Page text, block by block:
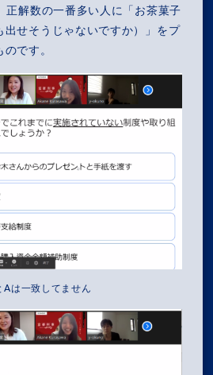
ACCESS
正解数の一番多い人に「お茶菓子
出せそうじゃないですか）」をプ
です。
は一致してません